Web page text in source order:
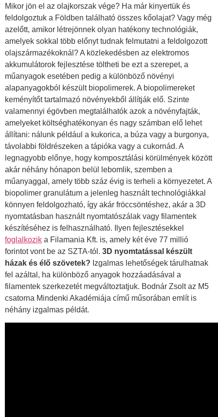
Mikor jön el az olajkorszak vége? Ha már kinyertük és
feldolgoztuk a Földben található összes kőolajat? Vagy még
azelőtt, amikor létrejönnek olyan hatékony technológiák,
amelyek sokkal több előnyt tudnak felmutatni a feldolgozott
olajszármazékoknál? A közlekedésben az elektromos
akkumulátorok fejlesztése töltheti be ezt a szerepet, a
műanyagok esetében pedig a különböző növényi
alapanyagokból készült biopolimerek. A biopolimereket
keményítőt tartalmazó növényekből állítják elő. Szinte
valamennyi égövben megtalálhatók azok a növényfajták,
amelyeket költséghatékonyan és nagy számban elő lehet
állítani: nálunk például a kukorica, a búza vagy a burgonya,
távolabbi földrészeken a tápióka vagy a cukornád. A
legnagyobb előnye, hogy komposztálási körülmények között
akár néhány hónapon belül lebomlik, szemben a
műanyaggal, amely több száz évig is terheli a környezetet. A
biopolimer granulátum a jelenleg használt technológiákkal
könnyen feldolgozható, így akár fröccsöntéshez, akár a 3D
nyomtatásban használt nyomtatószálak vagy filamentek
készítéséhez is felhasználható. Ilyen fejlesztésekkel
foglalkozik a Filamania Kft. is, amely két éve 77 millió
forintot vont be az SZTA-tól. 3D nyomtatással készült
házak és élő szövetek? Izgalmas lehetőségek tárulhatnak
fel azáltal, ha különböző anyagok hozzáadásával a
filamentek szerkezetét megváltoztatjuk. Bodnár Zsolt az M5
csatorna Mindenki Akadémiája című műsorában említ is
néhány izgalmas példát.